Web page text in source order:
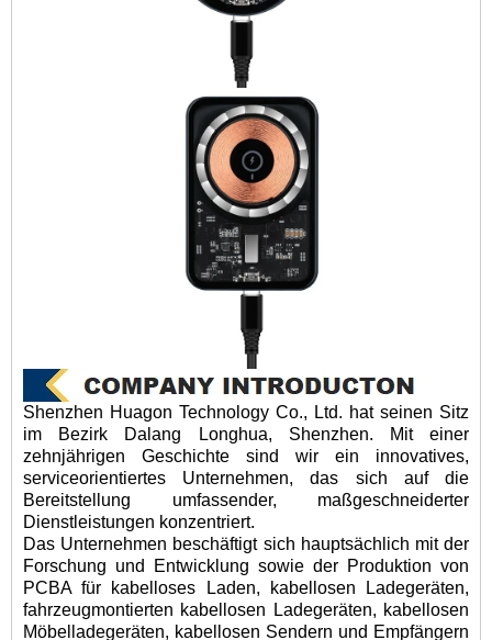
Shenzhen Huagon Technology Co., Ltd. hat seinen Sitz
im Bezirk Dalang Longhua, Shenzhen. Mit einer
zehnjährigen Geschichte sind wir ein innovatives,
serviceorientiertes Unternehmen, das sich auf die
Bereitstellung umfassender, maßgeschneiderter
Dienstleistungen konzentriert.
Das Unternehmen beschäftigt sich hauptsächlich mit der
Forschung und Entwicklung sowie der Produktion von
PCBA für kabelloses Laden, kabellosen Ladegeräten,
fahrzeugmontierten kabellosen Ladegeräten, kabellosen
Möbelladegeräten, kabellosen Sendern und Empfängern